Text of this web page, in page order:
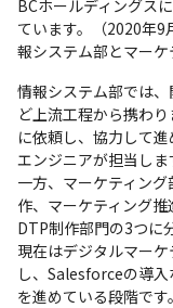
BCホールディングス
ています。（2020年9
報システム部とマーケ
情報システム部では
ど上流工程から携わ
に依頼し、協力して
エンジニアが担当しま
一方、マーケティン
作、マーケティング
DTP制作部門の3つに
現在はデジタルマー
し、Salesforceの導
を進めている段階です。